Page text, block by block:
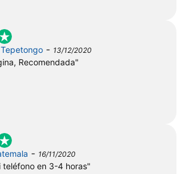
- 13/12/2020
Recomendada"
- 16/11/2020
teléfono en 3-4 horas"